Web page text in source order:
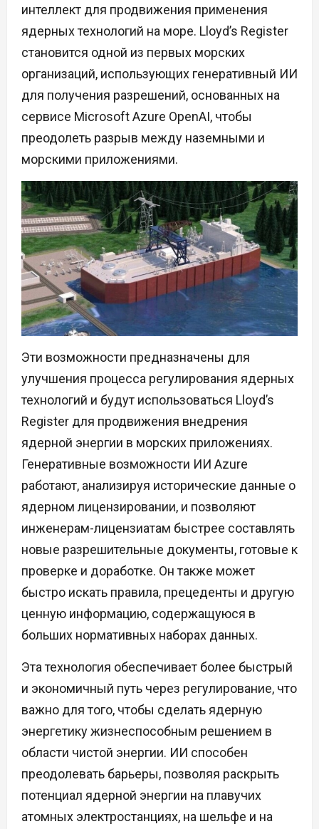
интеллект для продвижения применения
ядерных технологий на море. Lloyd’s Register
становится одной из первых морских
организаций, использующих генеративный ИИ
для получения разрешений, основанных на
сервисе Microsoft Azure OpenAI, чтобы
преодолеть разрыв между наземными и
морскими приложениями.
Эти возможности предназначены для
улучшения процесса регулирования ядерных
технологий и будут использоваться Lloyd’s
Register для продвижения внедрения
ядерной энергии в морских приложениях.
Генеративные возможности ИИ Azure
работают, анализируя исторические данные о
ядерном лицензировании, и позволяют
инженерам-лицензиатам быстрее составлять
новые разрешительные документы, готовые к
проверке и доработке. Он также может
быстро искать правила, прецеденты и другую
ценную информацию, содержащуюся в
больших нормативных наборах данных.
Эта технология обеспечивает более быстрый
и экономичный путь через регулирование, что
важно для того, чтобы сделать ядерную
энергетику жизнеспособным решением в
области чистой энергии. ИИ способен
преодолевать барьеры, позволяя раскрыть
потенциал ядерной энергии на плавучих
атомных электростанциях, на шельфе и на